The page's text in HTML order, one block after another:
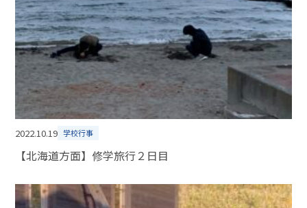
2022.10.19 学校行事
【北海道方面】修学旅行２日目